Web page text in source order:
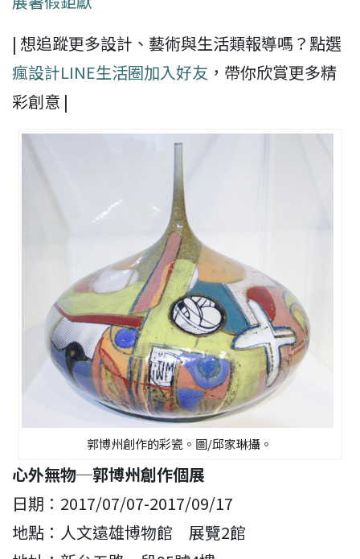
| 想追蹤更多設計、藝術與生活類報導嗎？點選
瘋設計LINE生活圈加入好友 ，帶你欣賞更多精
彩創意 |
郭博州創作的彩瓷。圖/邱家琳攝。
心外無物─郭博州創作個展
日期：2017/07/07-2017/09/17
地點：人文遠雄博物館 展覽2館